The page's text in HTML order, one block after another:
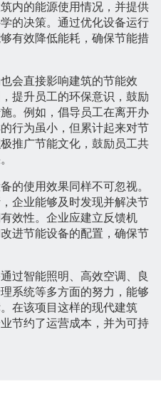
内的能源使用情况，并提供
的决策。通过优化设备运行
有效降低能耗，确保节能措
会直接影响建筑的节能效
提升员工的环保意识，鼓励
。例如，倡导员工在离开办
行为虽小，但累计起来对节
推广节能文化，鼓励员工共
的使用效果同样不可忽视。
企业能够及时发现并解决节
效性。企业应建立反馈机
进节能设备的配置，确保节
过智能照明、高效空调、良
系统等多方面的努力，能够
在该项目这样的现代建筑
节约了运营成本，并为可持